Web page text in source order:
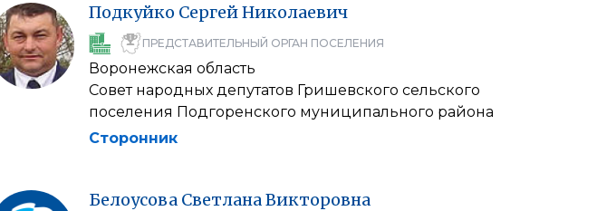
Подкуйко СергейНиколаевич
ПРЕДСТАВИТЕЛЬНЫЙ ОРГАН ПОСЕЛЕНИЯ
Воронежская область
Совет народных депутатов Гришевского сельского
поселения Подгоренского муниципального района
Сторонник
Белоусова СветланаВикторовна